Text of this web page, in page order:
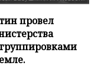
провел